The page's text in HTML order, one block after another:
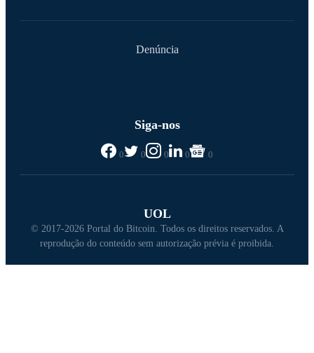
Denúncia
Siga-nos
0 0 0 0 0
UOL
© 2017-2026 Portal do Bitcoin. Todos os direitos reservados. A
reprodução do conteúdo sem autorização prévia é proibida.